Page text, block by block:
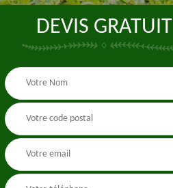
DEVIS GRATUIT